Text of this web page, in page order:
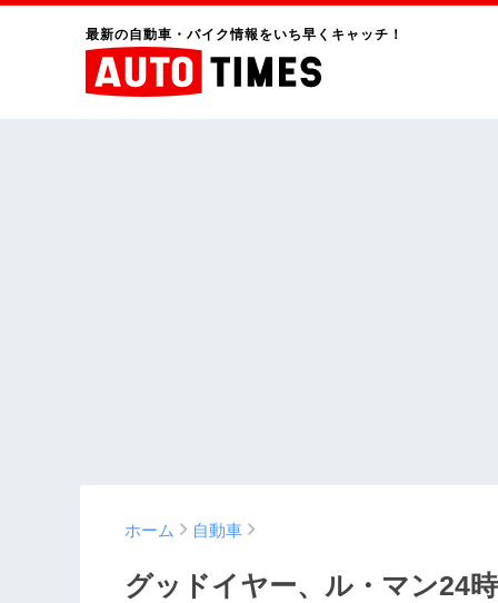
最新の自動車・バイク情報をいち早くキャッチ！
ホーム 自動車
グッドイヤー、ル・マン24